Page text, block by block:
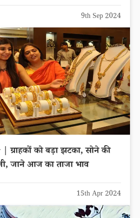
9th Sep 2024
ग्राहकों को बड़ा झटका, सोने की
जाने आज का ताजा भाव
15th Apr 2024